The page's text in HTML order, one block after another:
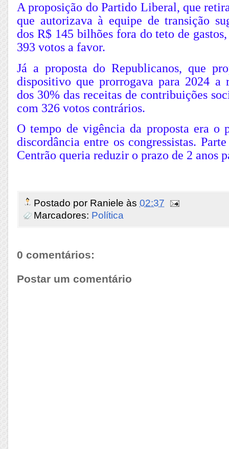
A proposição do Partido Liberal, que
que autorizava à equipe de transição
dos R$ 145 bilhões fora do teto de
393 votos a favor.
Já a proposta do Republicanos, que
dispositivo que prorrogava para 2024 a
dos 30% das receitas de contribuições
com 326 votos contrários.
O tempo de vigência da proposta era o
discordância entre os congressistas.
Centrão queria reduzir o prazo de 2 anos
Postado por Raniele às 02:37
Marcadores: Política
0 comentários:
Postar um comentário